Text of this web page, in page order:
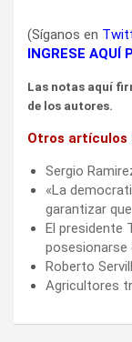
(Síganos en
INGRESE AQUÍ
Las notas aquí
de los autores.
Otros artículos
Sergio
«La
garantizar
El presidente
posesionarse
Roberto
Agricultores